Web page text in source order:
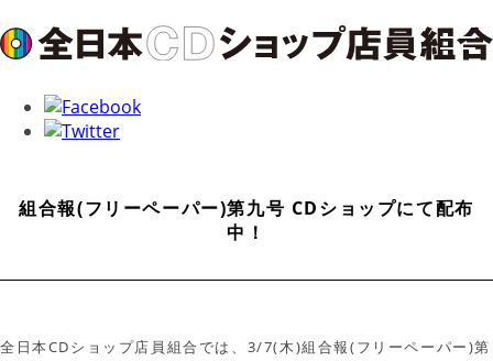
組合報(フリーペーパー)第九号 CDショップにて配布
中！
全日本CDショップ店員組合では、3/7(木)組合報(フリーペーパー)第